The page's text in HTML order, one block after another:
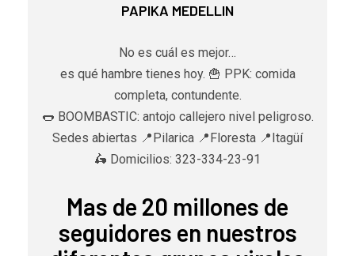
PAPIKA MEDELLIN
No es cuál es mejor…
es qué hambre tienes hoy. 🍟 PPK: comida
completa, contundente.
🌭 BOOMBASTIC: antojo callejero nivel peligroso.
Sedes abiertas 📍Pilarica 📍Floresta 📍Itagüí
🛵 Domicilios: 323-334-23-91
Mas de 20 millones de
seguidores en nuestros